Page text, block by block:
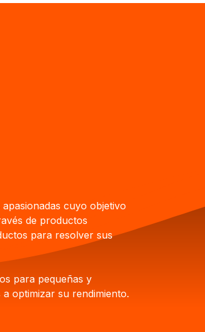
cuyo objetivo
de productos
para resolver sus
para pequeñas y
a optimizar su rendimiento.